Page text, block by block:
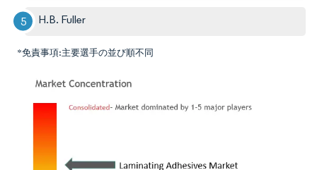
H.B. Fuller
*免責事項:主要選手の並び順不同